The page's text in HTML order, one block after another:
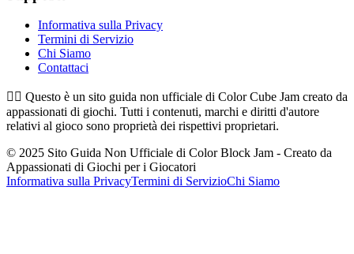
Informativa sulla Privacy
Termini di Servizio
Chi Siamo
Contattaci
👉🏻 Questo è un sito guida non ufficiale di Color Cube Jam creato da
appassionati di giochi. Tutti i contenuti, marchi e diritti d'autore
relativi al gioco sono proprietà dei rispettivi proprietari.
© 2025 Sito Guida Non Ufficiale di Color Block Jam - Creato da
Appassionati di Giochi per i Giocatori
Informativa sulla PrivacyTermini di ServizioChi Siamo